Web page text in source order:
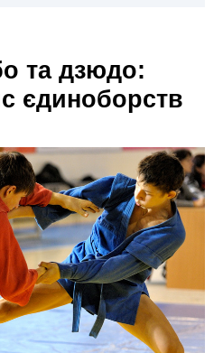
та дзюдо:
єдиноборств